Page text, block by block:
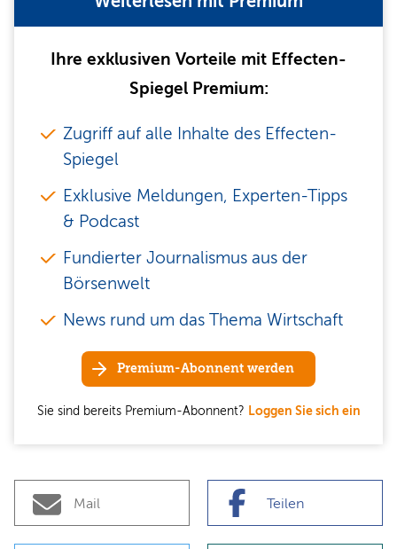
Ihre exklusiven Vorteile mit Effecten-
Spiegel Premium:
Zugriff auf alle Inhalte des Effecten-
Spiegel
Exklusive Meldungen, Experten-Tipps
& Podcast
Fundierter Journalismus aus der
Börsenwelt
News rund um das Thema Wirtschaft
Premium-Abonnent werden
Sie sind bereits Premium-Abonnent? Loggen Sie sich ein
Mail Teilen